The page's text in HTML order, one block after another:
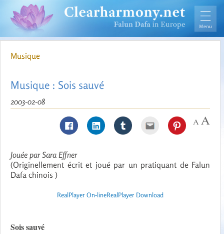
Musique
Musique : Sois sauvé
2003-02-08
Jouée par Sara Effner
(Originellement écrit et joué par un pratiquant de Falun
Dafa chinois )
RealPlayer On-lineRealPlayer Download
Sois sauvé